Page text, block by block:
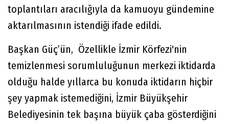
toplantıları aracılığıyla da kamuoyu gündemine
aktarılmasının istendiği ifade edildi.
Başkan Güç’ün, Özellikle İzmir Körfezi'nin
temizlenmesi sorumluluğunun merkezi iktidarda
olduğu halde yıllarca bu konuda iktidarın hiçbir
şey yapmak istemediğini, İzmir Büyükşehir
Belediyesinin tek başına büyük çaba gösterdiğini